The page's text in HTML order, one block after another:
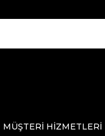
MÜŞTERİ HİZMETLERİ